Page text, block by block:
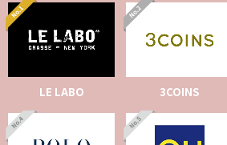
LE LABO 3COINS